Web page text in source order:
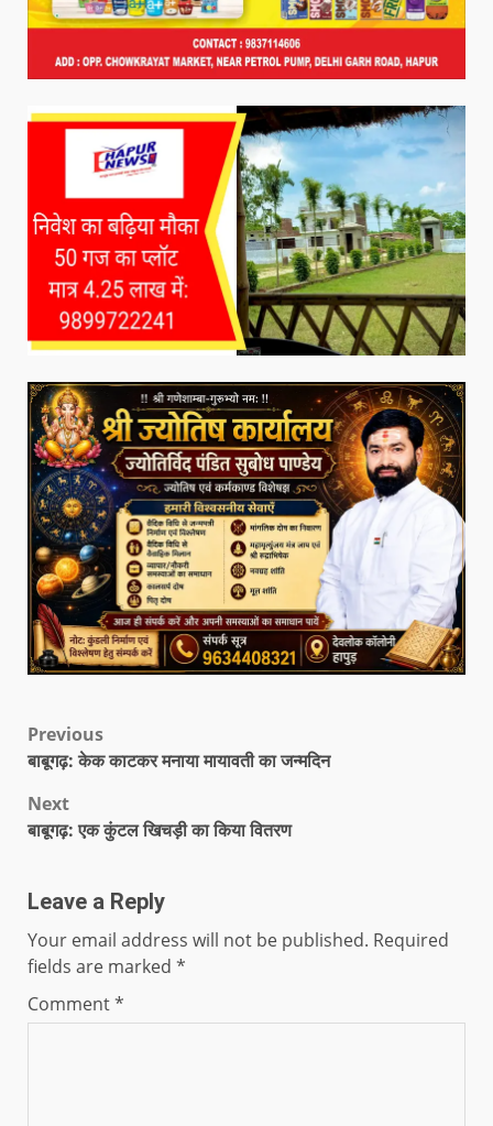
Previous
बाबूगढ़: केक काटकर मनाया मायावती का जन्मदिन
Next
बाबूगढ़: एक कुंटल खिचड़ी का किया वितरण
Leave a Reply
Your email address will not be published. Required
fields are marked *
Comment*